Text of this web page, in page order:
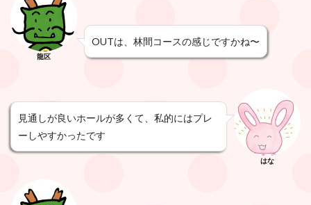
龍区
OUTは、林間コースの感じですかね〜
見通しが良いホールが多くて、私的にはプレ
ーしやすかったです
はな